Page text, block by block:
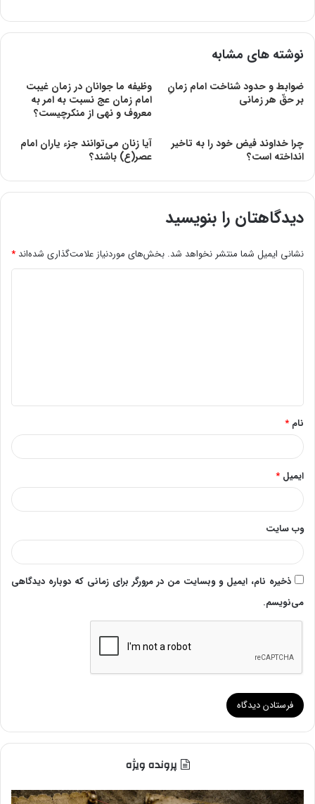
نوشته های مشابه
ضوابط و حدود شناخت امام زمانِ
بر حقّ هر زمانی
وظیفه ما جوانان در زمان غیبت
امام زمان عج نسبت به امر به
معروف و نهى از منکرچیست؟
چرا خداوند فیض خود را به تاخیر
انداخته است؟
آیا زنان می‌توانند جزء یاران امام
عصر(ع) باشند؟
دیدگاهتان را بنویسید
نشانی ایمیل شما منتشر نخواهد شد. بخش‌های موردنیاز علامت‌گذاری شده‌اند *
*
نام *
ایمیل *
وب‌ سایت
ذخیره نام، ایمیل و وبسایت من در مرورگر برای زمانی که دوباره دیدگاهی
می‌نویسم.
پرونده ویژه